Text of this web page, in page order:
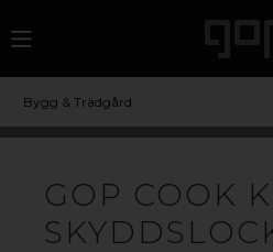
Bygg & Trädgård
GOP COOK